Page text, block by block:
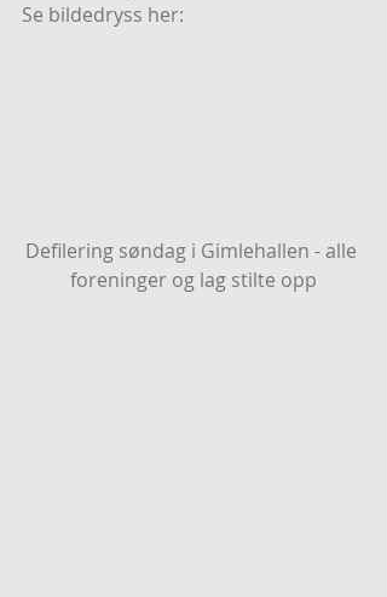
Se bildedryss her:
Defilering søndag i Gimlehallen - alle
foreninger og lag stilte opp